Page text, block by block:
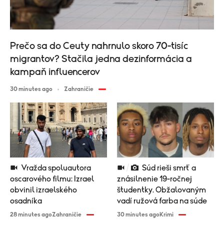
oscarového filmu: Izrael
obvinil izraelského
osadníka
28 minutes agoZahraničie
znásilnenie 19-ročnej
študentky. Obžalovaným
vadí ružová farba na súde
30 minutes agoKrimi
Prečo sa do Ceuty nahrnulo skoro 70-tisíc
migrantov? Stačila jedna dezinformácia a
kampaň influencerov
30 minutes ago Zahraničie